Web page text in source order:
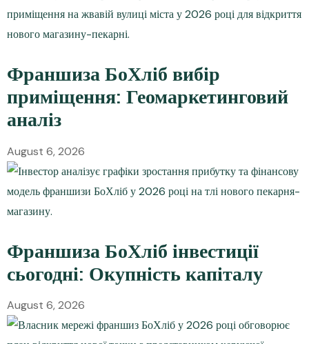
Франшиза БоХліб вибір
приміщення: Геомаркетинговий
аналіз
August 6, 2026
Франшиза БоХліб інвестиції
сьогодні: Окупність капіталу
August 6, 2026